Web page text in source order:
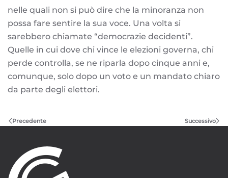
nelle quali non si può dire che la minoranza non
possa fare sentire la sua voce. Una volta si
sarebbero chiamate “democrazie decidenti”.
Quelle in cui dove chi vince le elezioni governa, chi
perde controlla, se ne riparla dopo cinque anni e,
comunque, solo dopo un voto e un mandato chiaro
da parte degli elettori.
Precedente Successivo